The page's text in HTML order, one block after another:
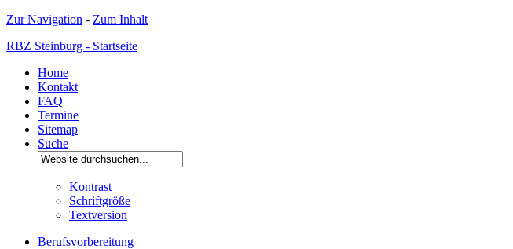
Zur Navigation - Zum Inhalt
RBZ Steinburg - Startseite
Home
Kontakt
FAQ
Termine
Sitemap
Suche
Kontrast
Schriftgröße
Textversion
Berufsvorbereitung